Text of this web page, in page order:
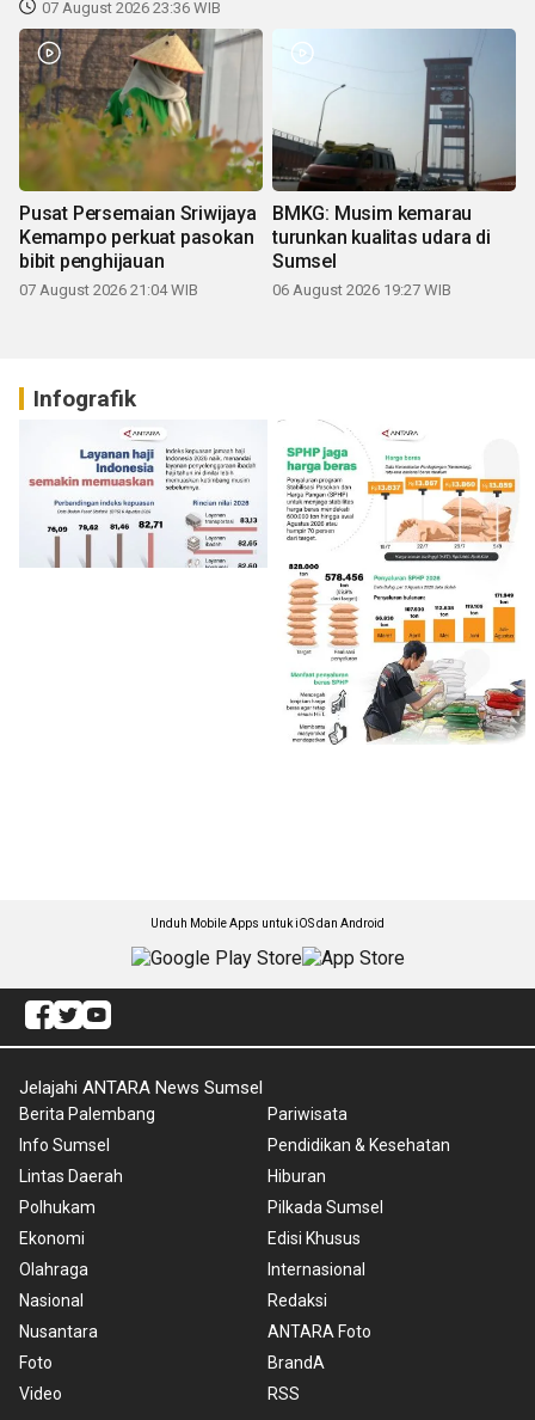
07 August 2026 23:36 WIB
Pusat Persemaian Sriwijaya
Kemampo perkuat pasokan
bibit penghijauan
07 August 2026 21:04 WIB
BMKG: Musim kemarau
turunkan kualitas udara di
Sumsel
06 August 2026 19:27 WIB
Infografik
Unduh Mobile Apps untuk iOS dan Android
Jelajahi ANTARA News Sumsel
Berita Palembang
Info Sumsel
Lintas Daerah
Polhukam
Ekonomi
Olahraga
Nasional
Nusantara
Foto
Video
Pariwisata
Pendidikan & Kesehatan
Hiburan
Pilkada Sumsel
Edisi Khusus
Internasional
Redaksi
ANTARA Foto
BrandA
RSS